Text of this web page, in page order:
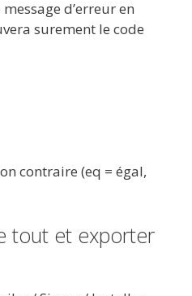
d’erreur en
surement le code
contraire (eq = égal,
tout et exporter